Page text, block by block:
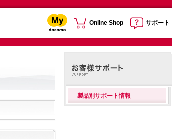
Online Shop サポート
製品別サポート情報